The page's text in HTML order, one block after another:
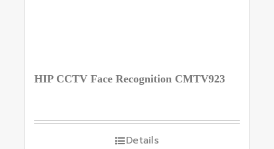
HIP CCTV Face Recognition CMTV923
Details